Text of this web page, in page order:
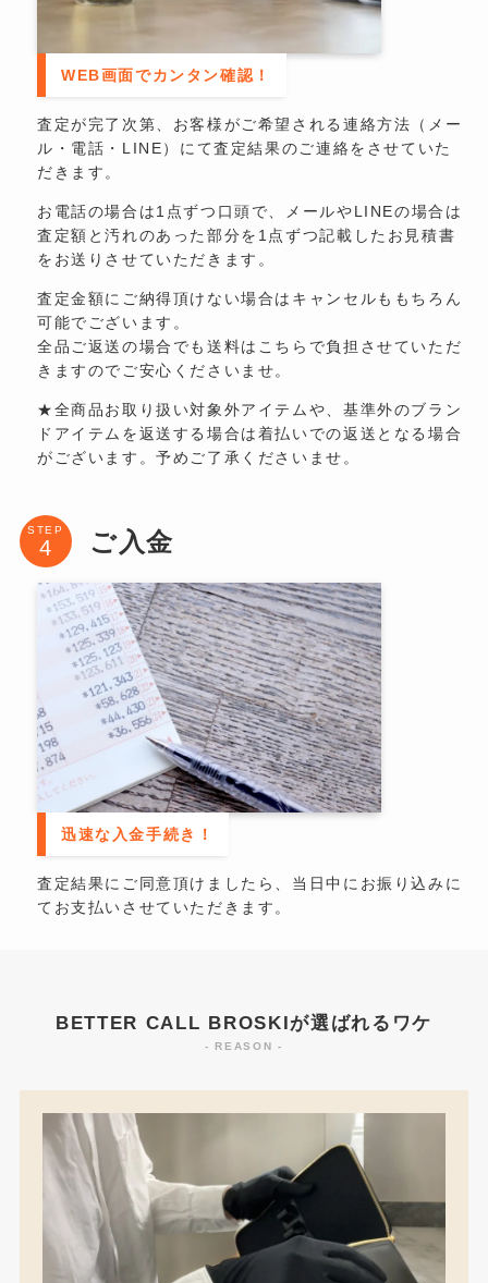
WEB画面でカンタン確認！
査定が完了次第、お客様がご希望される連絡方法（メー
ル・電話・LINE）にて査定結果のご連絡をさせていた
だきます。
お電話の場合は1点ずつ口頭で、メールやLINEの場合は
査定額と汚れのあった部分を1点ずつ記載したお見積書
をお送りさせていただきます。
査定金額にご納得頂けない場合はキャンセルももちろん
可能でございます。
全品ご返送の場合でも送料はこちらで負担させていただ
きますのでご安心くださいませ。
★全商品お取り扱い対象外アイテムや、基準外のブラン
ドアイテムを返送する場合は着払いでの返送となる場合
がございます。予めご了承くださいませ。
STEP ご入金
迅速な入金手続き！
査定結果にご同意頂けましたら、当日中にお振り込みに
てお支払いさせていただきます。
BETTER CALL BROSKIが選ばれるワケ
- REASON -